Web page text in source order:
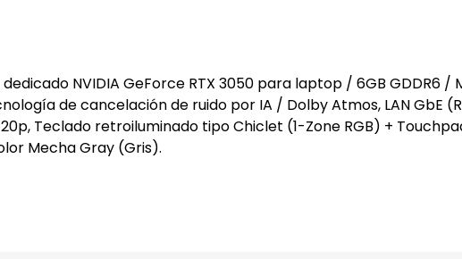
NVIDIA GeForce RTX 3050 para laptop / 6GB GDDR6 /
de cancelación de ruido por IA / Dolby Atmos, LAN GbE
Teclado retroiluminado tipo Chiclet (1-Zone RGB) +
Mecha Gray (Gris).